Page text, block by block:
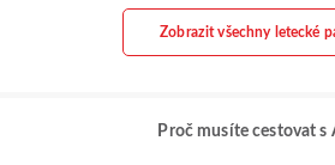
Zobrazit všechny letecké
Proč musíte cestovat s